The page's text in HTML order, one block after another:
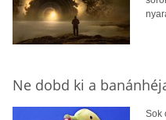
Ne dobd ki a
Sok